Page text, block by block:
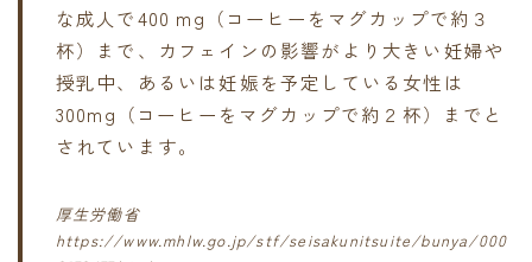
な成人で400 mg（コーヒーをマグカップで約３
杯）まで、カフェインの影響がより大きい妊婦や
授乳中、あるいは妊娠を予定している女性は
300mg（コーヒーをマグカップで約２杯）までと
されています。
厚生労働省
https://www.mhlw.go.jp/stf/seisakunitsuite/bunya/000